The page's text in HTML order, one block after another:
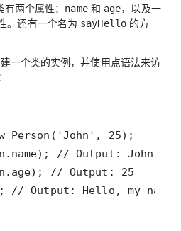
有两个属性： name和 age，以及一
。还有一个名为 sayHello 的方
一个类的实例，并使用点语法来访
// Output: Hello, my